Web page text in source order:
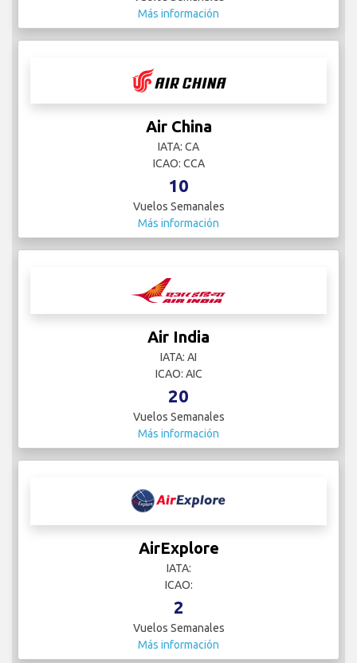
Más información
Air China
IATA: CA
ICAO: CCA
10
Vuelos Semanales
Más información
Air India
IATA: AI
ICAO: AIC
20
Vuelos Semanales
Más información
AirExplore
IATA:
ICAO:
2
Vuelos Semanales
Más información